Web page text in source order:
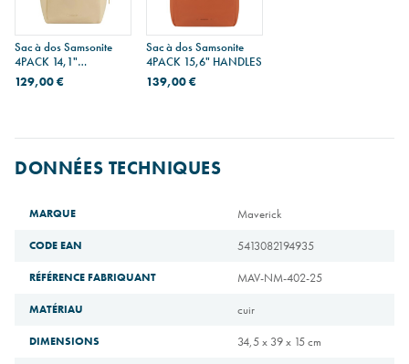
Sac à dos Samsonite
4PACK 14,1"
SQUARED
129,00 €
Sac à dos Samsonite
4PACK 15,6" HANDLES
139,00 €
DONNÉES TECHNIQUES
MARQUE Maverick
CODE EAN 5413082194935
RÉFÉRENCE FABRIQUANT MAV-NM-402-25
MATÉRIAU cuir
DIMENSIONS 34,5 x 39 x 15 cm